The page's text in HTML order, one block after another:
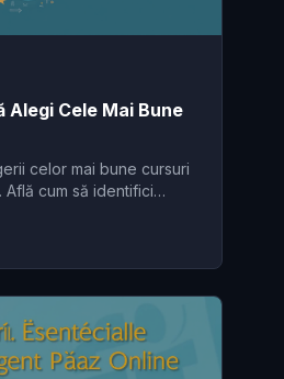
Alegi Cele Mai Bune
celor mai bune cursuri
cum să identifici